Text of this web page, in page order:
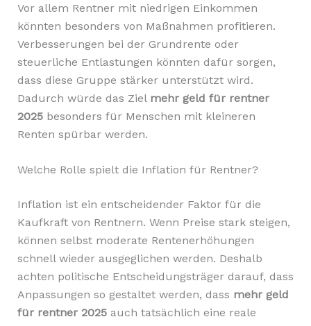
Vor allem Rentner mit niedrigen Einkommen
könnten besonders von Maßnahmen profitieren.
Verbesserungen bei der Grundrente oder
steuerliche Entlastungen könnten dafür sorgen,
dass diese Gruppe stärker unterstützt wird.
Dadurch würde das Ziel mehr geld für rentner
2025besonders für Menschen mit kleineren
Renten spürbar werden.
Welche Rolle spielt die Inflation für Rentner?
Inflation ist ein entscheidender Faktor für die
Kaufkraft von Rentnern. Wenn Preise stark steigen,
können selbst moderate Rentenerhöhungen
schnell wieder ausgeglichen werden. Deshalb
achten politische Entscheidungsträger darauf, dass
Anpassungen so gestaltet werden, dass mehr geld
für rentner 2025auch tatsächlich eine reale